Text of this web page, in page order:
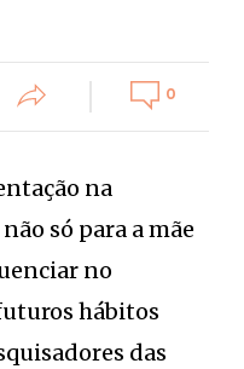
0
na
só para a mãe
no
hábitos
das